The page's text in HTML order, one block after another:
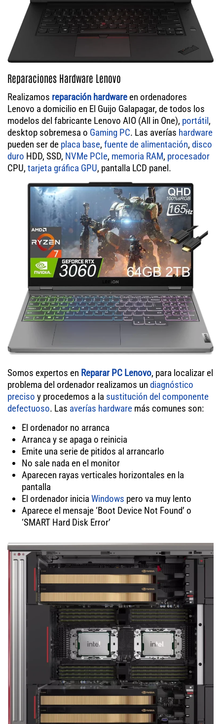
Reparaciones Hardware Lenovo
Realizamos reparación hardware en ordenadores
Lenovo a domicilio en El Guijo Galapagar, de todos los
modelos del fabricante Lenovo AIO (All in One), portátil,
desktop sobremesa o Gaming PC. Las averías hardware
pueden ser de placa base, fuente de alimentación, disco
duro HDD, SSD, NVMe PCIe, memoria RAM, procesador
CPU, tarjeta gráfica GPU, pantalla LCD panel.
Somos expertos en Reparar PC Lenovo, para localizar el
problema del ordenador realizamos un diagnóstico
preciso y procedemos a la sustitución del componente
defectuoso. Las averías hardware más comunes son:
El ordenador no arranca
Arranca y se apaga o reinicia
Emite una serie de pitidos al arrancarlo
No sale nada en el monitor
Aparecen rayas verticales horizontales en la
pantalla
El ordenador inicia Windows pero va muy lento
Aparece el mensaje ‘Boot Device Not Found’ o
‘SMART Hard Disk Error’